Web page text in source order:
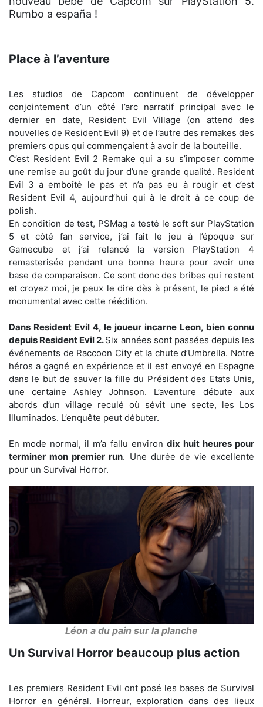
Rumbo a españa !
Place à l’aventure
Les studios de Capcom continuent de développer
conjointement d’un côté l’arc narratif principal avec le
dernier en date, Resident Evil Village (on attend des
nouvelles de Resident Evil 9) et de l’autre des remakes des
premiers opus qui commençaient à avoir de la bouteille.
C’est Resident Evil 2 Remake qui a su s’imposer comme
une remise au goût du jour d’une grande qualité. Resident
Evil 3 a emboîté le pas et n’a pas eu à rougir et c’est
Resident Evil 4, aujourd’hui qui à le droit à ce coup de
polish.
En condition de test, PSMag a testé le soft sur PlayStation
5 et côté fan service, j’ai fait le jeu à l’époque sur
Gamecube et j’ai relancé la version PlayStation 4
remasterisée pendant une bonne heure pour avoir une
base de comparaison. Ce sont donc des bribes qui restent
et croyez moi, je peux le dire dès à présent, le pied a été
monumental avec cette réédition.
Dans Resident Evil 4, le joueur incarne Leon, bien connu
depuis Resident Evil 2.Six années sont passées depuis les
événements de Raccoon City et la chute d’Umbrella. Notre
héros a gagné en expérience et il est envoyé en Espagne
dans le but de sauver la fille du Président des Etats Unis,
une certaine Ashley Johnson. L’aventure débute aux
abords d’un village reculé où sévit une secte, les Los
Illuminados. L’enquête peut débuter.
En mode normal, il m’a fallu environ dix huit heures pour
terminer mon premier run. Une durée de vie excellente
pour un Survival Horror.
Léon a du pain sur la planche
Un Survival Horror beaucoup plus action
Les premiers Resident Evil ont posé les bases de Survival
Horror en général. Horreur, exploration dans des lieux